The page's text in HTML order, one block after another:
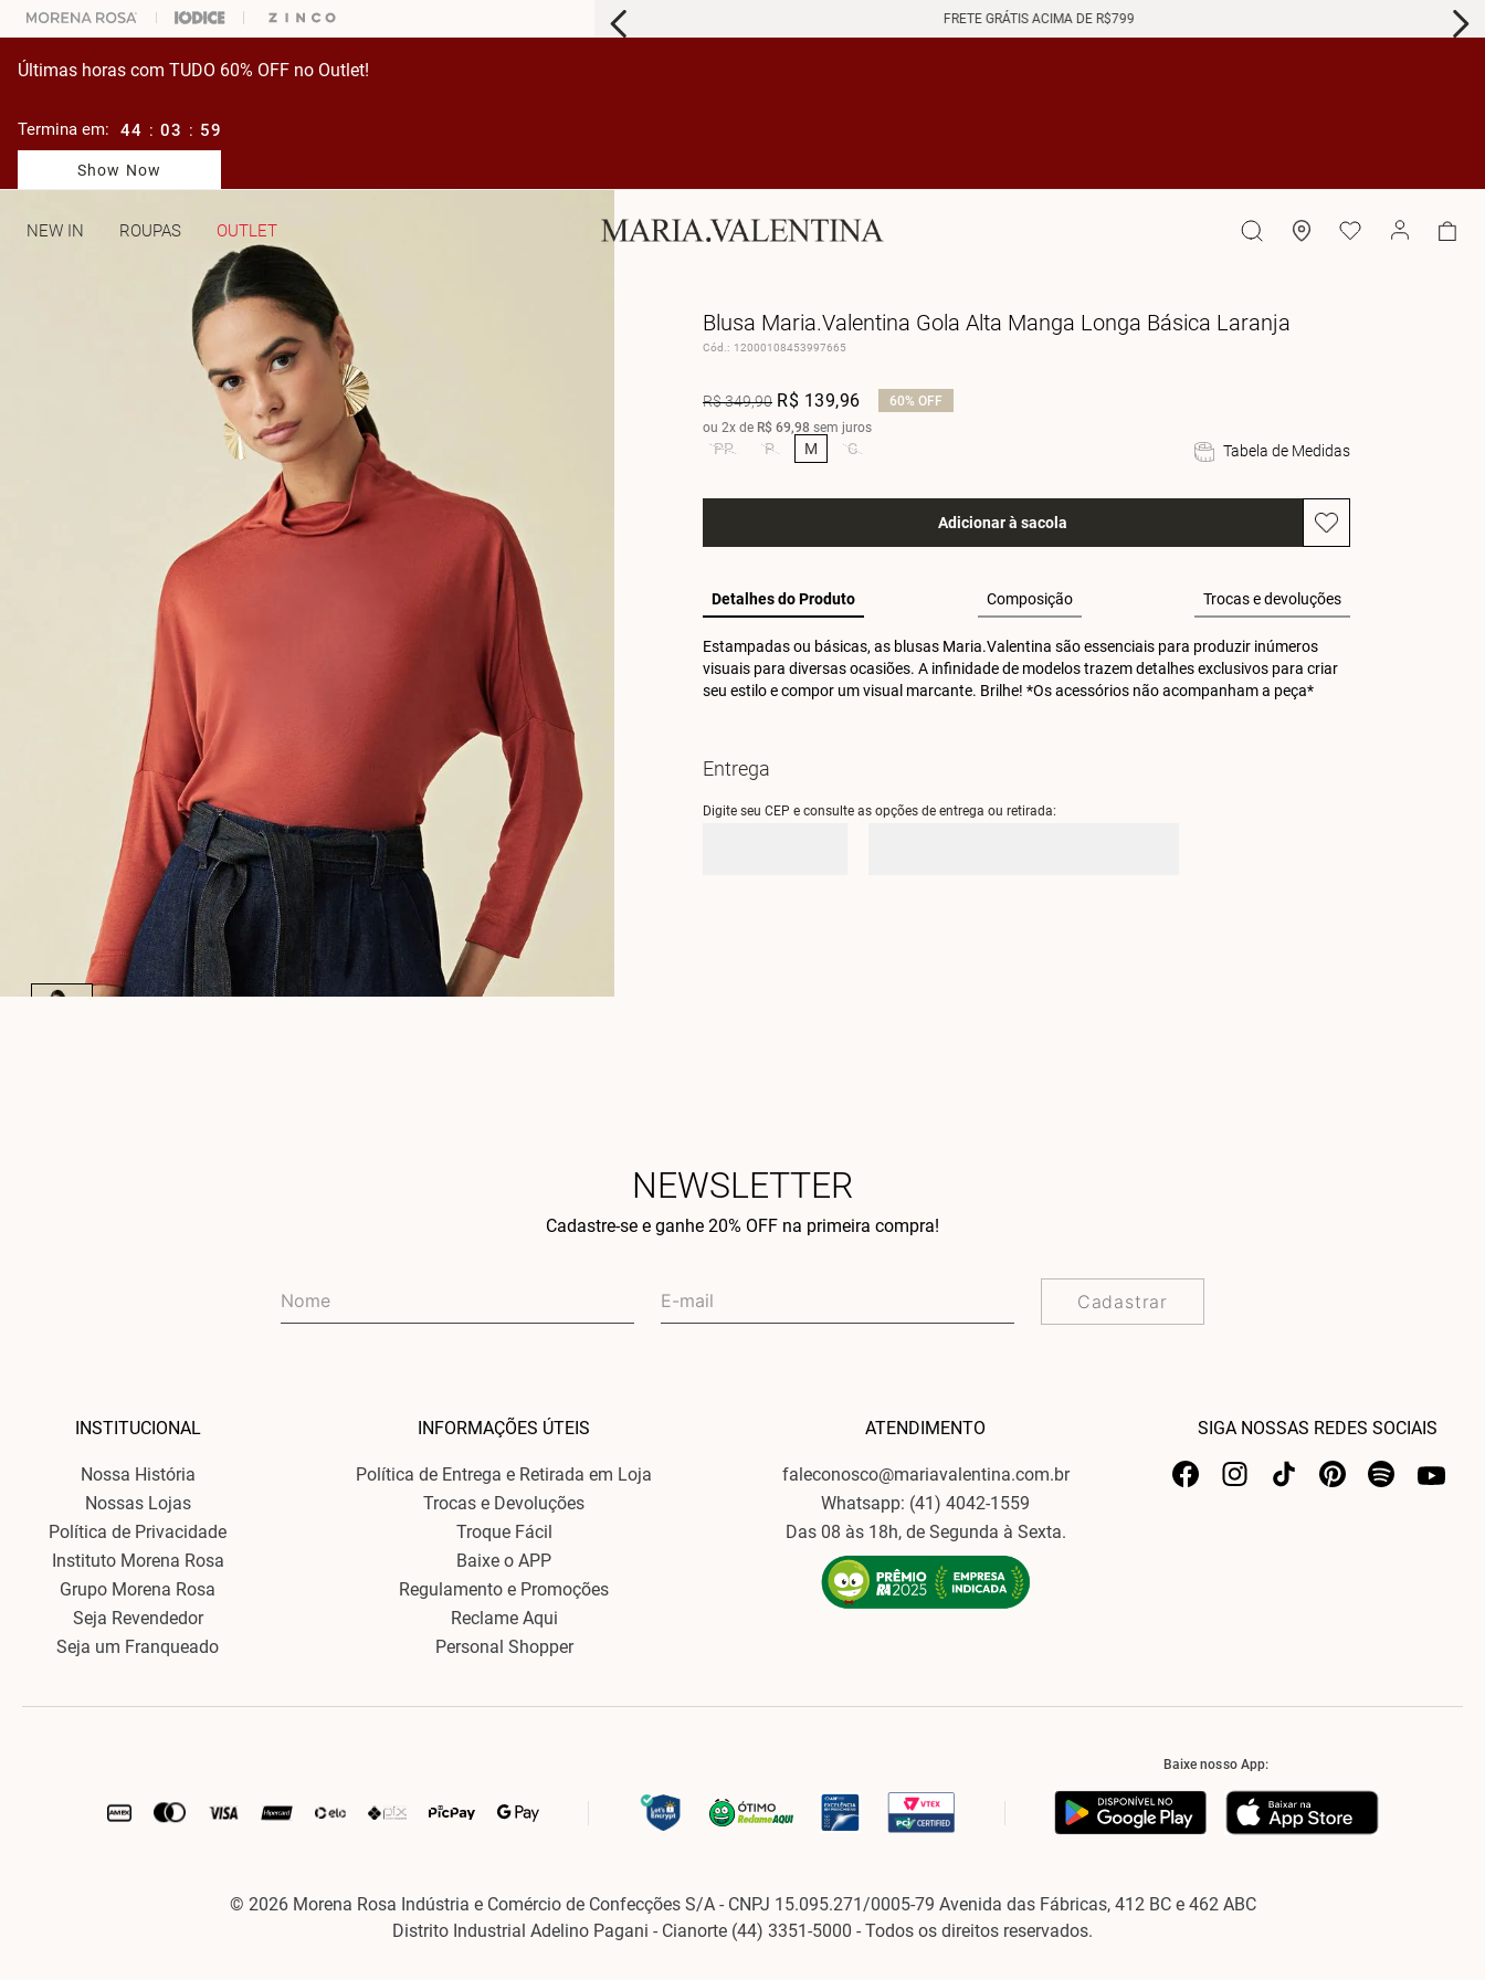
ESCOLHER SEU LOOK? FALE COM NOSSA PERSONAL SHOPPER. FRETE GRÁTIS ACIMA DE R$799
Últimas horas com TUDO 60% OFF no Outlet!
Termina em: 44 : 03 : 59
Show Now
NEW IN ROUPAS OUTLET
Blusa Maria.Valentina Gola Alta Manga Longa Básica Laranja
Cód. : 12000108453997665
R$349,90 R$ 139,96 60% OFF
ou 2x de R$ 69,98 sem juros
PP P M G Tabela de Medidas
Adicionar à sacola
Detalhes do Produto Composição Trocas e devoluções
Estampadas ou básicas, as blusas Maria.Valentina são essenciais para produzir inúmeros
visuais para diversas ocasiões. A infinidade de modelos trazem detalhes exclusivos para criar
seu estilo e compor um visual marcante. Brilhe! *Os acessórios não acompanham a peça*
Entrega
Digite seu CEP e consulte as opções de entrega ou retirada:
NEWSLETTER
Cadastre-se e ganhe 20% OFF na primeira compra!
Cadastrar
INSTITUCIONAL
Nossa História
Nossas Lojas
Política de Privacidade
Instituto Morena Rosa
Grupo Morena Rosa
Seja Revendedor
Seja um Franqueado
INFORMAÇÕES ÚTEIS
Política de Entrega e Retirada em Loja
Trocas e Devoluções
Troque Fácil
Baixe o APP
Regulamento e Promoções
Reclame Aqui
Personal Shopper
ATENDIMENTO
faleconosco@mariavalentina.com.br
Whatsapp: (41) 4042-1559
Das 08 às 18h, de Segunda à Sexta.
SIGA NOSSAS REDES SOCIAIS
Baixe nosso App:
© 2026 Morena Rosa Indústria e Comércio de Confecções S/A - CNPJ 15.095.271/0005-79 Avenida das Fábricas, 412 BC e 462 ABC
Distrito Industrial Adelino Pagani - Cianorte (44) 3351-5000 - Todos os direitos reservados.